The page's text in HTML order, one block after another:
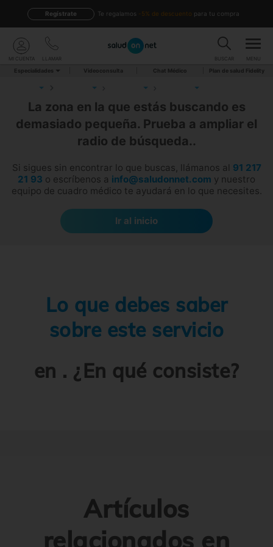
te regalamos -5% de descuento para tu compra
Regístrate
LLAMAR
MI CUENTA BUSCAR MENU
Especialidades Videoconsulta Chat Médico Plan de salud Fidelity
La zona en la que estás buscando es
demasiado pequeña. Prueba a ampliar el
radio de búsqueda..
Si sigues sin encontrar lo que buscas, llámanos al 91 217
21 93 o escríbenos a info@saludonnet.com y nuestro
equipo de cuadro médico te ayudará en lo que necesites.
Ir al inicio
Lo que debes saber
sobre este servicio
en . ¿En qué consiste?
Artículos
relacionados en